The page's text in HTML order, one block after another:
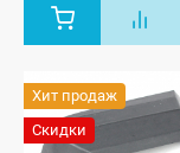
Хит продаж
Скидки